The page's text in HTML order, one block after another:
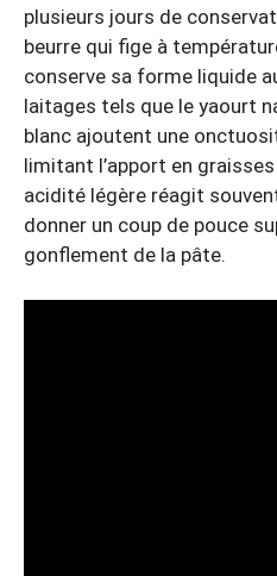
plusieurs jours de
beurre qui fige à
conserve sa forme liquide
laitages tels que le yaourt
blanc ajoutent une
limitant l’apport en
acidité légère réagit
donner un coup de pouce
gonflement de la pâte.